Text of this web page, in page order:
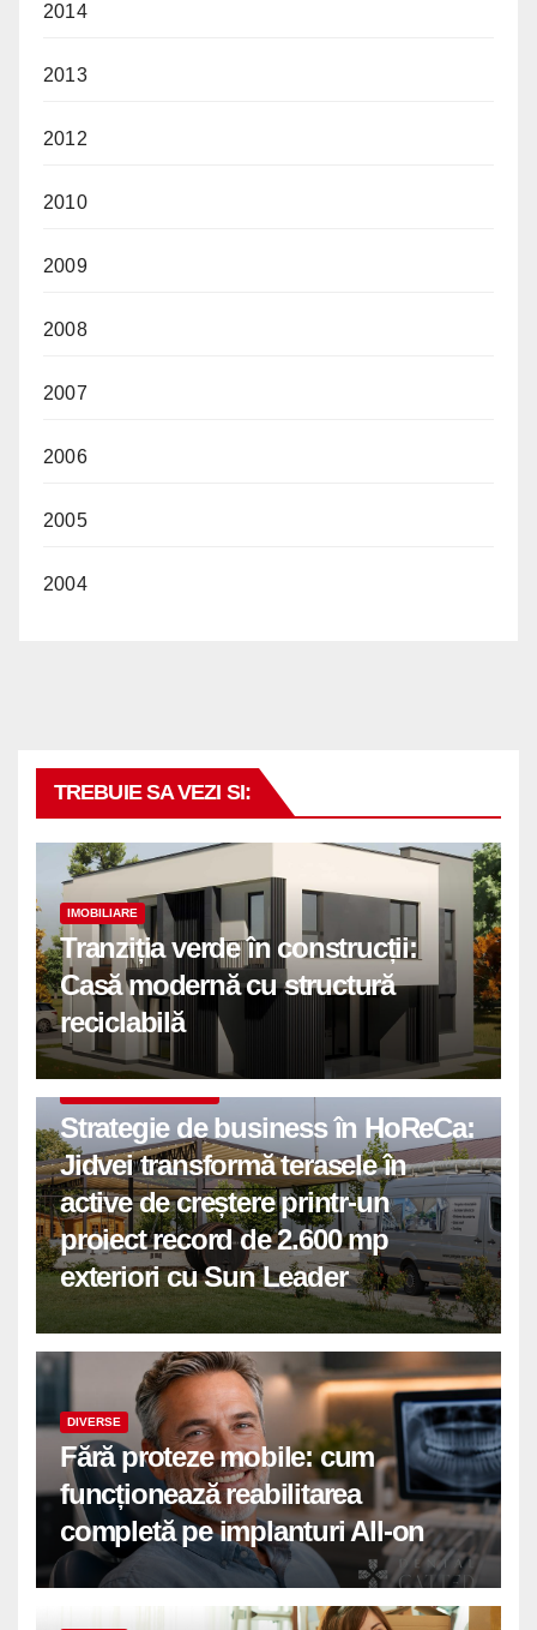
2014
2013
2012
2010
2009
2008
2007
2006
2005
2004
TREBUIE SA VEZI SI:
IMOBILIARE
Tranziția verde în construcții:
Casă modernă cu structură
reciclabilă
Strategie de business în HoReCa:
Jidvei transformă terasele în
active de creștere printr-un
proiect record de 2.600 mp
exteriori cu Sun Leader
DIVERSE
Fără proteze mobile: cum
funcționează reabilitarea
completă pe implanturi All-on